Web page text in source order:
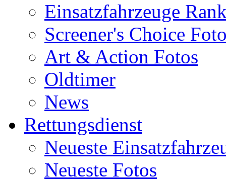
Einsatzfahrzeuge
Screener's Choice
Art & Action Fotos
Oldtimer
News
Rettungsdienst
Neueste
Neueste Fotos